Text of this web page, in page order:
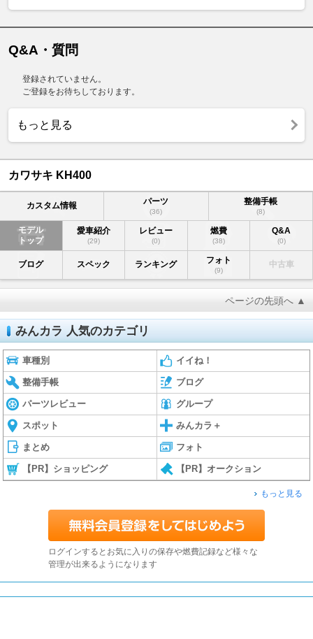
Q&A・質問
登録されていません。
ご登録をお待ちしております。
もっと見る
カワサキ KH400
カスタム情報 パーツ
(36)
整備手帳
(8)
モデル
トップ
愛車紹介
(29)
レビュー
(0)
燃費
(38)
Q&A
(0)
ブログ スペック ランキング フォト
(9)
中古車
ページの先頭へ ▲
みんカラ 人気のカテゴリ
車種別 イイね！
整備手帳 ブログ
パーツレビュー グループ
スポット みんカラ＋
まとめ フォト
【PR】ショッピング 【PR】オークション
もっと見る
ログインするとお気に入りの保存や燃費記録など様々な
管理が出来るようになります